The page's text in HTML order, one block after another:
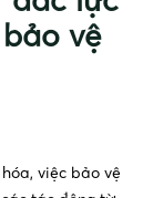
vệ
việc bảo vệ